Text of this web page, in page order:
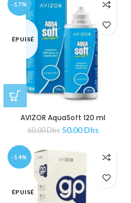
-17%
ÉPUISÉ
AVIZOR AquaSoft 120 ml
60.00Dhs 50.00Dhs
-14%
ÉPUISÉ